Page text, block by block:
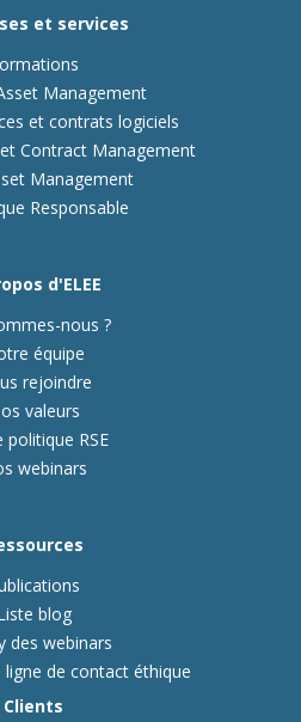
et services
Management
et contrats logiciels
Contract Management
Management
Responsable
d'ELEE
nous ?
équipe
rejoindre
valeurs
politique RSE
webinars
blog
des webinars
ligne de contact éthique
Clients